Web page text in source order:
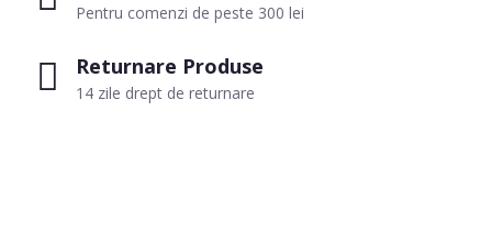
Pentru comenzi de peste 300 lei
Returnare Produse
14 zile drept de returnare